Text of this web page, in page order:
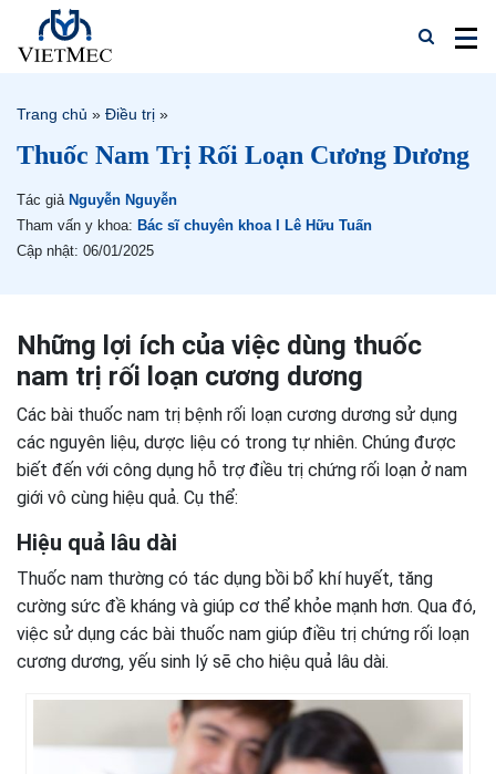
Trang chủ » Điều trị »
Thuốc Nam Trị Rối Loạn Cương Dương
Tác giả Nguyễn Nguyễn
Tham vấn y khoa: Bác sĩ chuyên khoa I Lê Hữu Tuấn
Cập nhật: 06/01/2025
Những lợi ích của việc dùng thuốc
nam trị rối loạn cương dương
Các bài thuốc nam trị bệnh rối loạn cương dương sử dụng
các nguyên liệu, dược liệu có trong tự nhiên. Chúng được
biết đến với công dụng hỗ trợ điều trị chứng rối loạn ở nam
giới vô cùng hiệu quả. Cụ thể:
Hiệu quả lâu dài
Thuốc nam thường có tác dụng bồi bổ khí huyết, tăng
cường sức đề kháng và giúp cơ thể khỏe mạnh hơn. Qua đó,
việc sử dụng các bài thuốc nam giúp điều trị chứng rối loạn
cương dương, yếu sinh lý sẽ cho hiệu quả lâu dài.